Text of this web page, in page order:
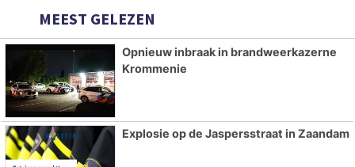
MEEST GELEZEN
Opnieuw inbraak in brandweerkazerne
Krommenie
Explosie op de Jaspersstraat in Zaandam